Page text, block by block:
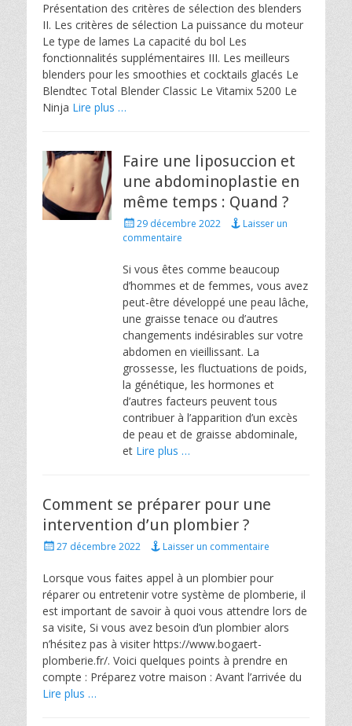
Présentation des critères de sélection des blenders
II. Les critères de sélection La puissance du moteur
Le type de lames La capacité du bol Les
fonctionnalités supplémentaires III. Les meilleurs
blenders pour les smoothies et cocktails glacés Le
Blendtec Total Blender Classic Le Vitamix 5200 Le
Ninja Lire plus …
Faire une liposuccion et
une abdominoplastie en
même temps : Quand ?
Posted
on
29 décembre 2022
Laisser un
commentaire
Si vous êtes comme beaucoup
d’hommes et de femmes, vous avez
peut-être développé une peau lâche,
une graisse tenace ou d’autres
changements indésirables sur votre
abdomen en vieillissant. La
grossesse, les fluctuations de poids,
la génétique, les hormones et
d’autres facteurs peuvent tous
contribuer à l’apparition d’un excès
de peau et de graisse abdominale,
et Lire plus …
Comment se préparer pour une
intervention d’un plombier ?
Posted
27 décembre 2022 Laisser un commentaire
Lorsque vous faites appel à un plombier pour
réparer ou entretenir votre système de plomberie, il
est important de savoir à quoi vous attendre lors de
sa visite, Si vous avez besoin d’un plombier alors
n’hésitez pas à visiter https://www.bogaert-
plomberie.fr/. Voici quelques points à prendre en
compte : Préparez votre maison : Avant l’arrivée du
Lire plus …